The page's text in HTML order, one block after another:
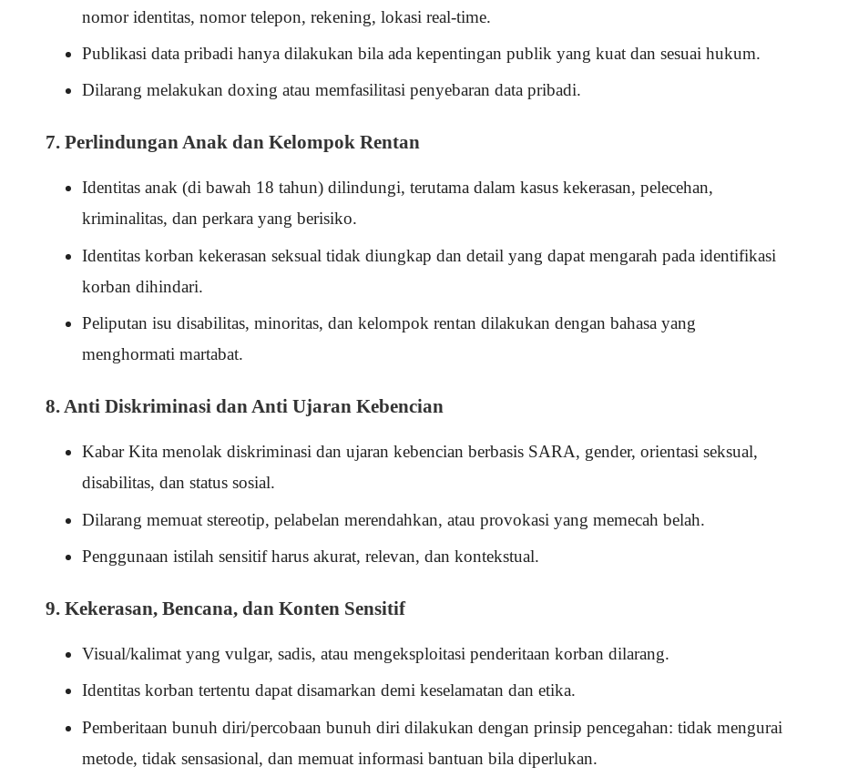
nomor identitas, nomor telepon, rekening, lokasi real-time.
Publikasi data pribadi hanya dilakukan bila ada kepentingan publik yang kuat dan sesuai hukum.
Dilarang melakukan doxing atau memfasilitasi penyebaran data pribadi.
7. Perlindungan Anak dan Kelompok Rentan
Identitas anak (di bawah 18 tahun) dilindungi, terutama dalam kasus kekerasan, pelecehan,
kriminalitas, dan perkara yang berisiko.
Identitas korban kekerasan seksual tidak diungkap dan detail yang dapat mengarah pada identifikasi
korban dihindari.
Peliputan isu disabilitas, minoritas, dan kelompok rentan dilakukan dengan bahasa yang
menghormati martabat.
8. Anti Diskriminasi dan Anti Ujaran Kebencian
Kabar Kita menolak diskriminasi dan ujaran kebencian berbasis SARA, gender, orientasi seksual,
disabilitas, dan status sosial.
Dilarang memuat stereotip, pelabelan merendahkan, atau provokasi yang memecah belah.
Penggunaan istilah sensitif harus akurat, relevan, dan kontekstual.
9. Kekerasan, Bencana, dan Konten Sensitif
Visual/kalimat yang vulgar, sadis, atau mengeksploitasi penderitaan korban dilarang.
Identitas korban tertentu dapat disamarkan demi keselamatan dan etika.
Pemberitaan bunuh diri/percobaan bunuh diri dilakukan dengan prinsip pencegahan: tidak mengurai
metode, tidak sensasional, dan memuat informasi bantuan bila diperlukan.